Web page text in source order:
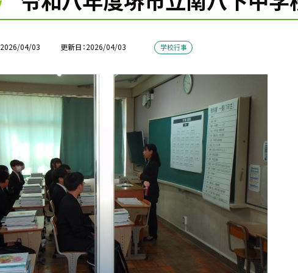
2026/04/03 更新日 2026/04/03 学校行事